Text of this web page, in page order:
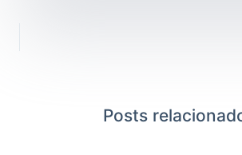
Posts